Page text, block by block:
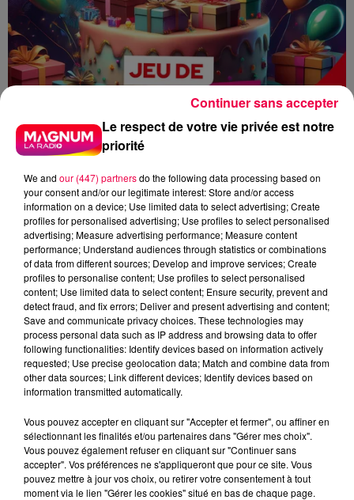
Jeu de l'anniversaire
Anniversaire
Club Magnum
Magnum la Radio
Magnum
Radio
Vosges
Meurthe et Moselle
Haute Marne
Alsace
Meuse Grand Est
Fred
Retrouvez le Jeu de l'Anniversaire chaque matin
à 09h35 dans Club Magnum
0:00 1 min 39 sec
Le respect de votre vie privée est notre
priorité
We and our (447) partnersdo the following data processing based on
your consent and/or our legitimate interest: Store and/or access
information on a device; Use limited data to select advertising; Create
profiles for personalised advertising; Use profiles to select personalised
advertising; Measure advertising performance; Measure content
performance; Understand audiences through statistics or combinations
of data from different sources; Develop and improve services; Create
profiles to personalise content; Use profiles to select personalised
content; Use limited data to select content; Ensure security, prevent and
detect fraud, and fix errors; Deliver and present advertising and content;
Save and communicate privacy choices. These technologies may
process personal data such as IP address and browsing data to offer
following functionalities: Identify devices based on information actively
requested; Use precise geolocation data; Match and combine data from
other data sources; Link different devices; Identify devices based on
information transmitted automatically.
Vous pouvez accepter en cliquant sur "Accepter et fermer", ou affiner en
sélectionnant les finalités et/ou partenaires dans "Gérer mes choix".
Vous pouvez également refuser en cliquant sur "Continuer sans
accepter". Vos préférences ne s'appliqueront que pour ce site. Vous
pouvez mettre à jour vos choix, ou retirer votre consentement à tout
moment via le lien "Gérer les cookies" situé en bas de chaque page.
Continuer sans accepter